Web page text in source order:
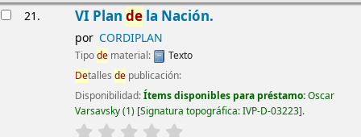
21. VI Plan dela Nación.
por CORDIPLAN
Tipodematerial:
Texto
Detalles depublicación:
Disponibilidad:Ítems disponibles para préstamo:Oscar
Varsavsky(1) Signatura topográfica:IVP-D-03223 .